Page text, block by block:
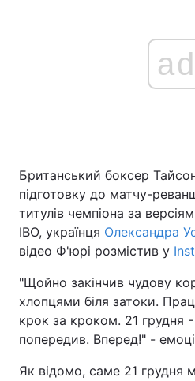
Головна
Україна
Економіка
Спорт
Техно і зв'язок
Зброя
ad
Британський боксер
підготовку до матчу-
титулів чемпіона за
IBO, українця Олександра
відео Ф'юрі розмістив у
"Щойно закінчив чудову
хлопцями біля затоки.
крок за кроком. 21 грудня
попередив. Вперед!" -
Як відомо, саме 21 грудня